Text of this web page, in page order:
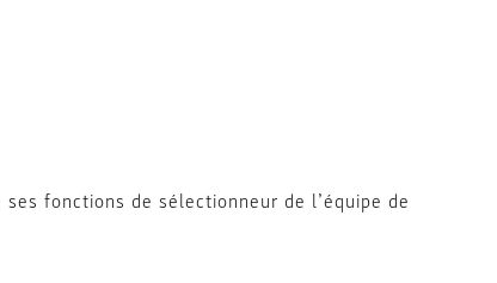
ses fonctions de sélectionneur de l’équipe de